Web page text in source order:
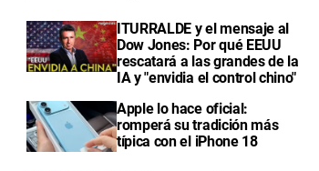
ITURRALDE y el mensaje al
Dow Jones: Por qué EEUU
rescatará a las grandes de la
IA y "envidia el control chino"
Apple lo hace oficial:
romperá su tradición más
típica con el iPhone 18